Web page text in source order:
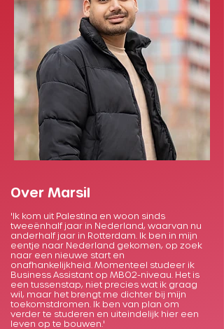
Over Marsil
'Ik kom uit Palestina en woon sinds
tweeënhalf jaar in Nederland, waarvan nu
anderhalf jaar in Rotterdam. Ik ben in mijn
eentje naar Nederland gekomen, op zoek
naar een nieuwe start en
onafhankelijkheid. Momenteel studeer ik
Business Assistant op MBO2-niveau. Het is
een tussenstap, niet precies wat ik graag
wil, maar het brengt me dichter bij mijn
toekomstdromen. Ik ben van plan om
verder te studeren en uiteindelijk hier een
leven op te bouwen.'